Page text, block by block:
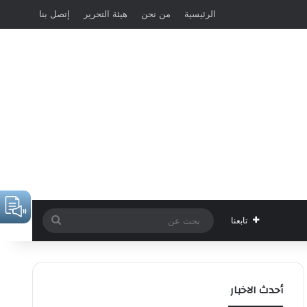
الرئيسية من نحن هيئة التحرير إتصل بنا
تابعنا
عن
أحدث الاخبار